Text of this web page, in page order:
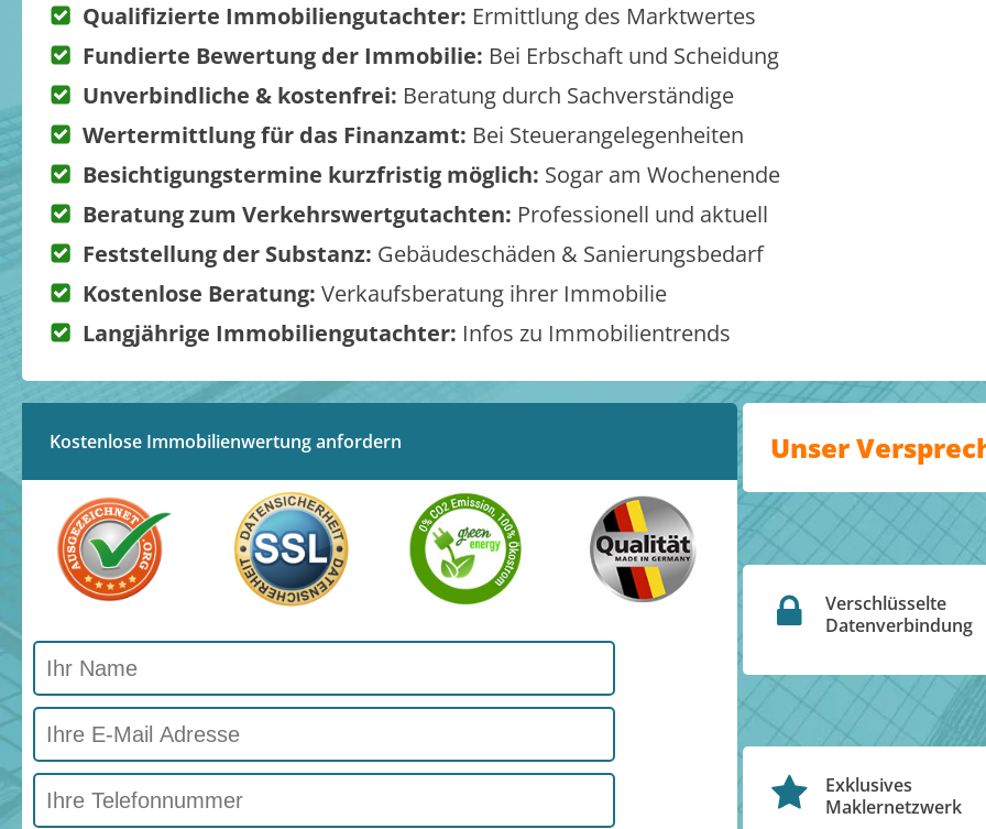
Qualifizierte Immobiliengutachter: Ermittlung des Marktwertes
Fundierte Bewertung der Immobilie: Bei Erbschaft und Scheidung
Unverbindliche & kostenfrei: Beratung durch Sachverständige
Wertermittlung für das Finanzamt: Bei Steuerangelegenheiten
Besichtigungstermine kurzfristig möglich: Sogar am Wochenende
Beratung zum Verkehrswertgutachten: Professionell und aktuell
Feststellung der Substanz: Gebäudeschäden & Sanierungsbedarf
Kostenlose Beratung: Verkaufsberatung ihrer Immobilie
Langjährige Immobiliengutachter: Infos zu Immobilientrends
Kostenlose Immobilienwertung anfordern Unser
Verschlüsselte
Datenverbindung
Exklusives
Maklernetzwerk